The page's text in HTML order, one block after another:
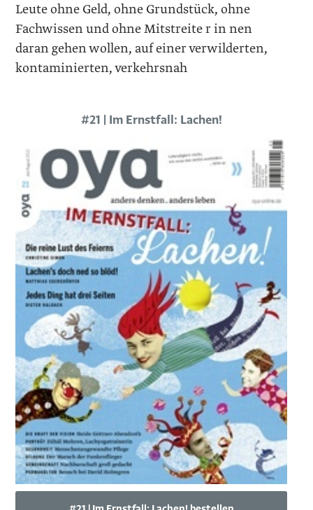
Leute ohne Geld, ohne Grundstück, ohne
Fachwissen und ohne Mitstreite r in nen
daran gehen wollen, auf einer verwilderten,
kontaminierten, verkehrsnah
#21 | Im Ernstfall: Lachen!